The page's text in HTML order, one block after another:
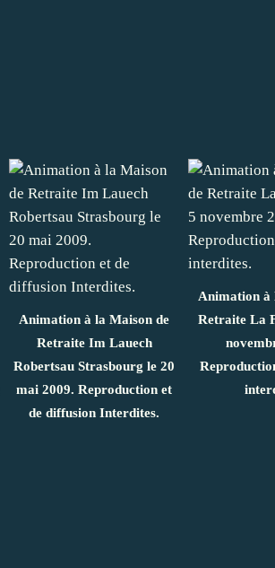
Animation à la Maison de
Retraite Im Lauech
Robertsau Strasbourg le 20
mai 2009. Reproduction et
de diffusion Interdites.
Animation à
Retraite La